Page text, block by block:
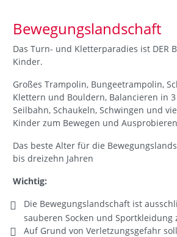
Bewegungslandschaft
Das Turn- und Kletterparadies ist DER
Kinder.
Großes Trampolin, Bungeetrampolin,
Klettern und Bouldern, Balancieren in
Seilbahn, Schaukeln, Schwingen und
Kinder zum Bewegen und
Das beste Alter für die
bis dreizehn Jahren
Wichtig:
Die Bewegungslandschaft ist
sauberen Socken und Sportkleidung
Auf Grund von Verletzungsgefahr